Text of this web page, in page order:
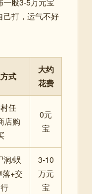
一般3-5万元宝
打，运气不好
式
大约
花费
任
店购
0元
宝
洞/蜈
+交
3-10
万元
宝